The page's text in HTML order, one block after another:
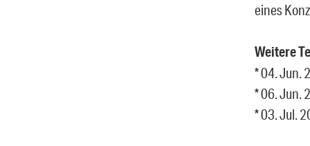
eines
Weitere
* 04. Jun.
* 06. Jun.
* 03. Jul.